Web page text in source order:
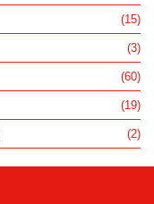
(15)
(3)
(60)
(19)
(2)